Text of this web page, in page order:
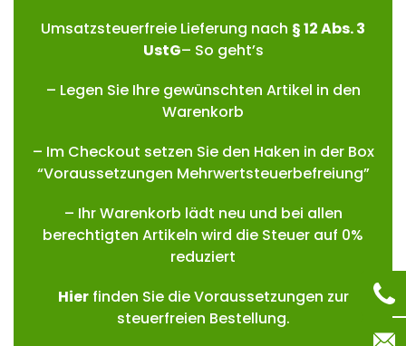
Umsatzsteuerfreie Lieferung nach § 12 Abs. 3
UstG– So geht’s
– Legen Sie Ihre gewünschten Artikel in den
Warenkorb
– Im Checkout setzen Sie den Haken in der Box
“Voraussetzungen Mehrwertsteuerbefreiung”
– Ihr Warenkorb lädt neu und bei allen
berechtigten Artikeln wird die Steuer auf 0%
reduziert
Hierfinden Sie die Voraussetzungen zur
steuerfreien Bestellung.